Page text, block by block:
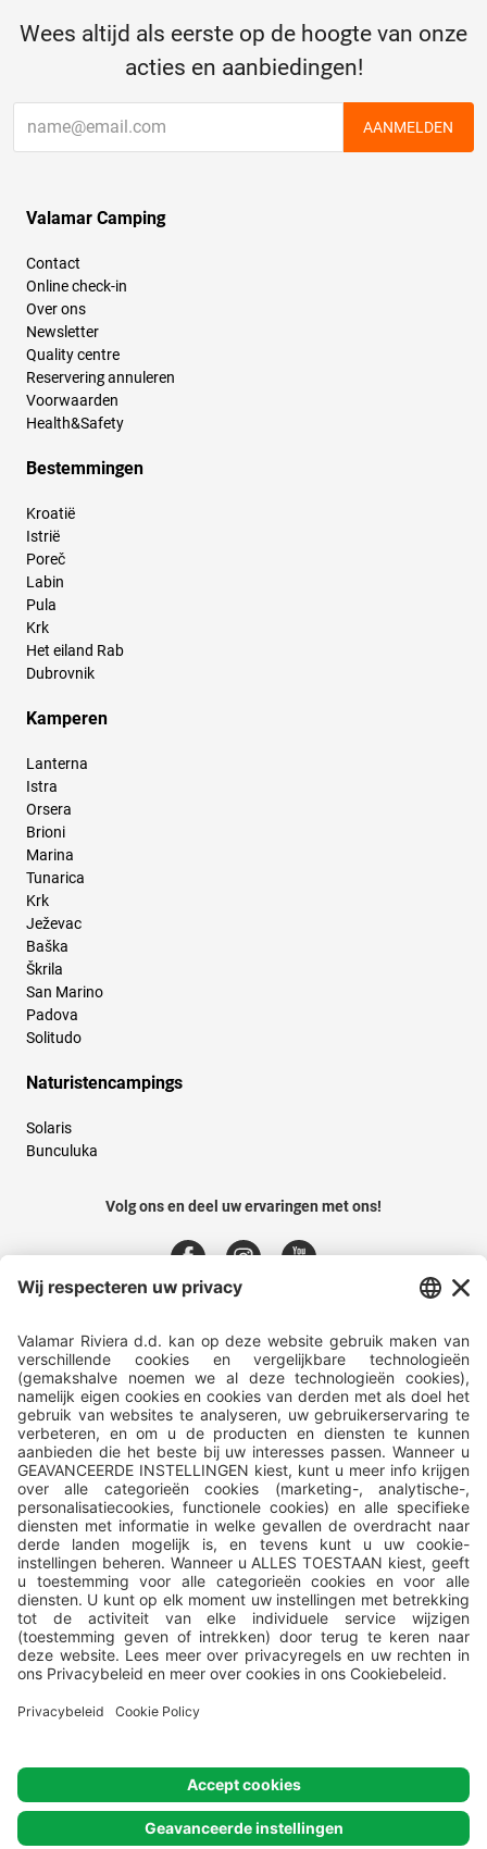
Wees altijd als eerste op de hoogte van onze
acties en aanbiedingen!
AANMELDEN
Valamar Camping
Contact
Online check-in
Over ons
Newsletter
Quality centre
Reservering annuleren
Voorwaarden
Health&Safety
Bestemmingen
Kroatië
Istrië
Poreč
Labin
Pula
Krk
Het eiland Rab
Dubrovnik
Kamperen
Lanterna
Istra
Orsera
Brioni
Marina
Tunarica
Krk
Ježevac
Baška
Škrila
San Marino
Padova
Solitudo
Naturistencampings
Solaris
Bunculuka
Volg ons en deel uw ervaringen met ons!
Alle campings worden beheerd doorValamar, Valamar Riviera, d.d,
Stancija Kaligari 1, Poreč, Croatia.© Valamar CampingAlle rechten
voorbehouden